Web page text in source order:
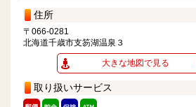
住所
〒066-0281
北海道千歳市支笏湖温泉３
大きな地図で見る
取り扱いサービス